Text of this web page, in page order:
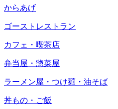
からあげ
ゴーストレストラン
カフェ・喫茶店
弁当屋・惣菜屋
ラーメン屋・つけ麺・油そば
丼もの・ご飯